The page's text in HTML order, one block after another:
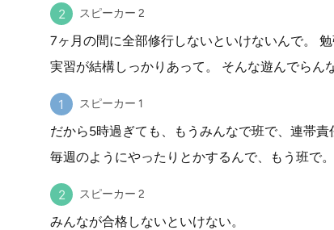
スピーカー 2
7ヶ月の間に全部修行しないといけないんで。
実習が結構しっかりあって。 そんな遊んでらん
スピーカー 1
だから5時過ぎても、もうみんなで班で、連帯
毎週のようにやったりとかするんで、もう班で。
スピーカー 2
みんなが合格しないといけない。